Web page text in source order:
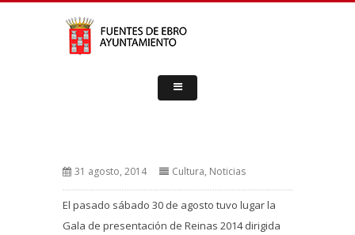
31 agosto, 2014 Cultura, Noticias
El pasado sábado 30 de agosto tuvo lugar la
Gala de presentación de Reinas 2014 dirigida